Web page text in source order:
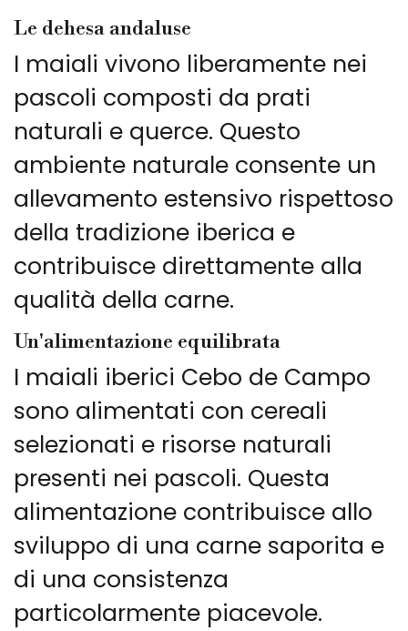
Le dehesa andaluse
I maiali vivono liberamente nei
pascoli composti da prati
naturali e querce. Questo
ambiente naturale consente un
allevamento estensivo rispettoso
della tradizione iberica e
contribuisce direttamente alla
qualità della carne.
Un'alimentazione equilibrata
I maiali iberici Cebo de Campo
sono alimentati con cereali
selezionati e risorse naturali
presenti nei pascoli. Questa
alimentazione contribuisce allo
sviluppo di una carne saporita e
di una consistenza
particolarmente piacevole.